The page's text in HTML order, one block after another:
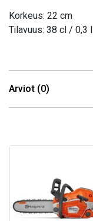
Korkeus: 22 cm
Tilavuus: 38 cl / 0,3 l
Arviot (0)